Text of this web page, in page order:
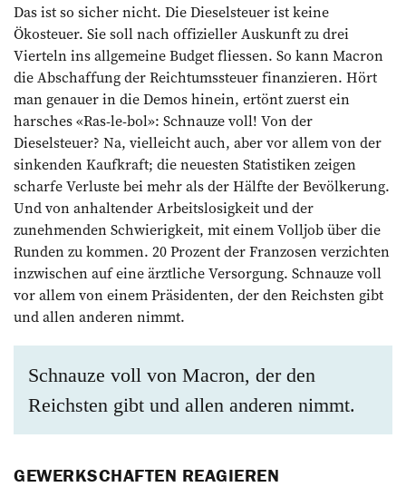
Das ist so sicher nicht. Die Dieselsteuer ist keine
Ökosteuer. Sie soll nach offi­zieller Auskunft zu drei
Vierteln ins ­allgemeine Budget fliessen. So kann Macron
die Abschaffung der Reichtumssteuer finanzieren. Hört
man genauer in die Demos hinein, ertönt zuerst ein
harsches «Ras-le-bol»: Schnauze voll! Von der
Dieselsteuer? Na, vielleicht auch, aber vor allem von der
sinkenden Kaufkraft; die neuesten Statistiken zeigen
scharfe Verluste bei mehr als der Hälfte der Bevölkerung.
Und von anhaltender Arbeitslosigkeit und der
zunehmenden Schwierigkeit, mit einem Volljob über die
Runden zu kommen. 20 Prozent der Franzosen verzichten
inzwischen auf eine ärztliche Versorgung. Schnauze voll
vor allem von einem Präsidenten, der den Reichsten gibt
und allen anderen nimmt.
Schnauze voll von Macron, der den
Reichsten gibt und allen anderen nimmt.
GEWERKSCHAFTEN REAGIEREN